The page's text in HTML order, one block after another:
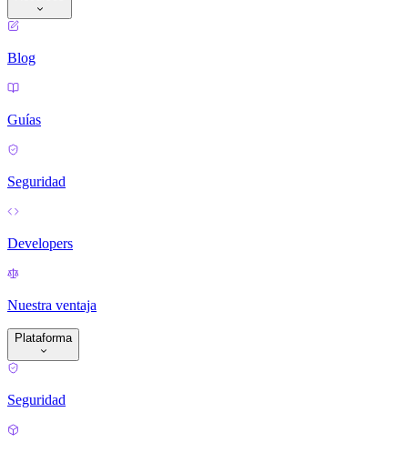
Blog
Guías
Seguridad
Developers
Nuestra ventaja
Plataforma
Seguridad